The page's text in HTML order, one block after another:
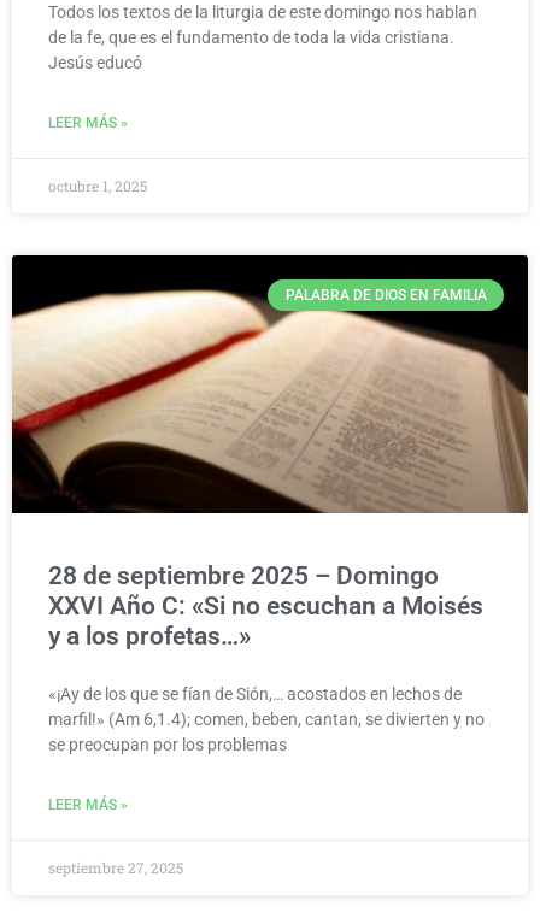
Todos los textos de la liturgia de este domingo nos hablan
de la fe, que es el fundamento de toda la vida cristiana.
Jesús educó
LEER MÁS »
octubre 1, 2025
PALABRA DE DIOS EN FAMILIA
28 de septiembre 2025 – Domingo
XXVI Año C: «Si no escuchan a Moisés
y a los profetas…»
«¡Ay de los que se fían de Sión,… acostados en lechos de
marfil!» (Am 6,1.4); comen, beben, cantan, se divierten y no
se preocupan por los problemas
LEER MÁS »
septiembre 27, 2025